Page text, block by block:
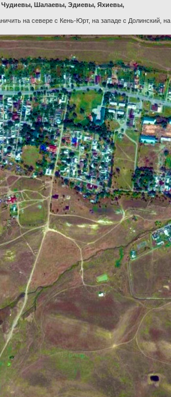
Чудиевы, Шалаевы, Эдиевы, Яхиевы,
на севере с Кень-Юрт, на западе с Долинский,